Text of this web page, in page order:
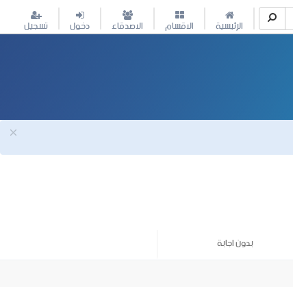
الرئيسية الاقسام الاصدقاء دخول تسجيل
بدون اجابة